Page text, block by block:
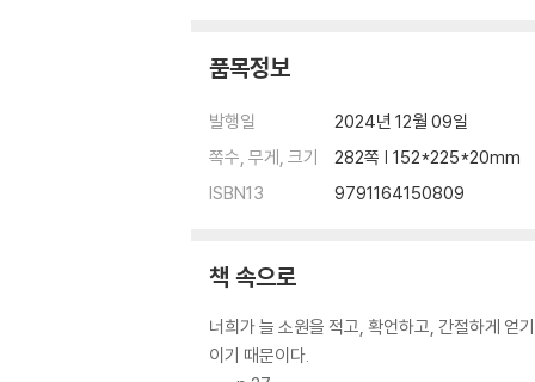
37. 두려움에 대하여 107
39. 가시면류관에 대하여 109
40. 너의 능력을 낮추지도 의심하지도 말거라 111
41. 가장 낮은 자가 가장 높은 자가 될 것이다 112
42. 모든 것은 마음 안의 것 113
45. 2천 년 전, 예수의 열두 제자들 중 일부만 깨
46. 곧 있을 1차 상승의 날에 상승되는 자의 숫
47. 완벽도 어둠이 만든 것이다 119
48. 마음은 지혜가 아니다 122
품목정보
발행일
2024년 12월 09일
쪽수, 무게, 크기
282쪽 | 152*225*20mm
ISBN13
9791164150809
책 속으로
너희가 늘 소원을 적고, 확언하고, 간절하게 얻
이기 때문이다.